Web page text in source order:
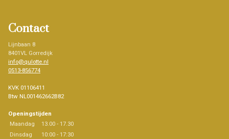
Contact
Lijnbaan 8
8401VL Gorredijk
info@qulotte.nl
0513-856774
KVK 01106411
Btw NL001462662B82
Openingstijden
Maandag
13.00 - 17.30
Dinsdag
10:00 - 17:30